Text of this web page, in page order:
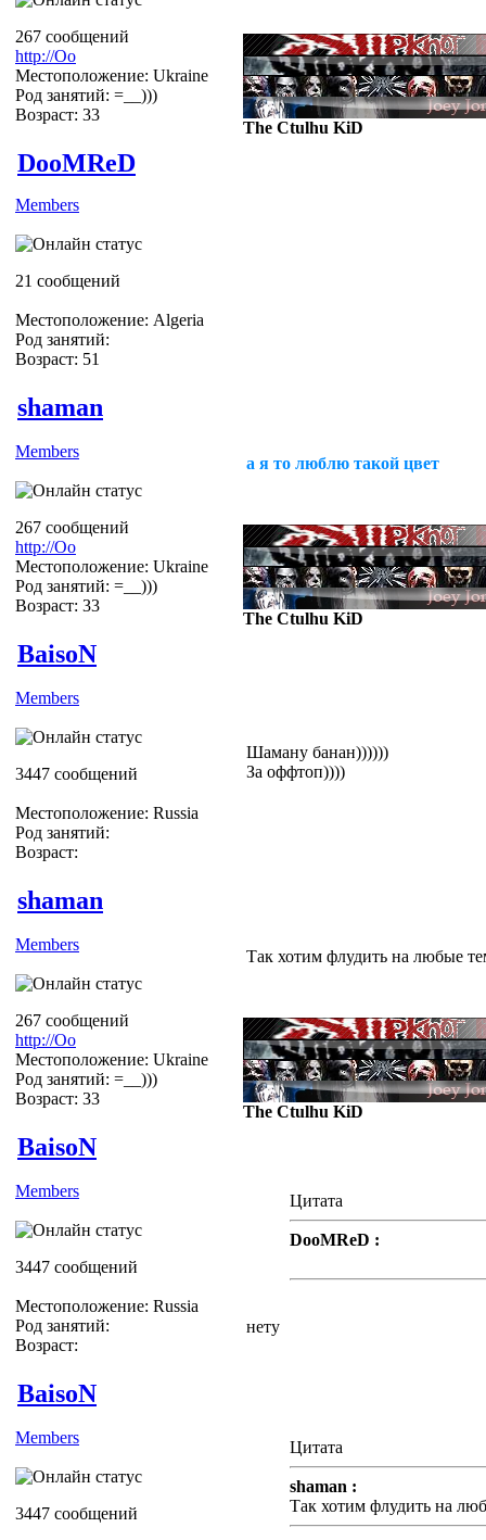
267 сообщений
http://Оо
Местоположение: Ukraine
Род занятий: =__)))
Возраст: 33
The Ctulhu KiD
DooMReD
Members
21 сообщений
Местоположение: Algeria
Род занятий:
Возраст: 51
shaman
Members
267 сообщений
http://Оо
Местоположение: Ukraine
Род занятий: =__)))
Возраст: 33
а я то люблю такой цвет
The Ctulhu KiD
BaisoN
Members
3447 сообщений
Местоположение: Russia
Род занятий:
Возраст:
Шаману банан))))))
За оффтоп))))
shaman
Members
267 сообщений
http://Оо
Местоположение: Ukraine
Род занятий: =__)))
Возраст: 33
Так хотим флудить на любые
The Ctulhu KiD
BaisoN
Members
3447 сообщений
Местоположение: Russia
Род занятий:
Возраст:
Цитата
DooMReD :
нету
BaisoN
Members
3447 сообщений
Цитата
shaman :
Так хотим флудить на